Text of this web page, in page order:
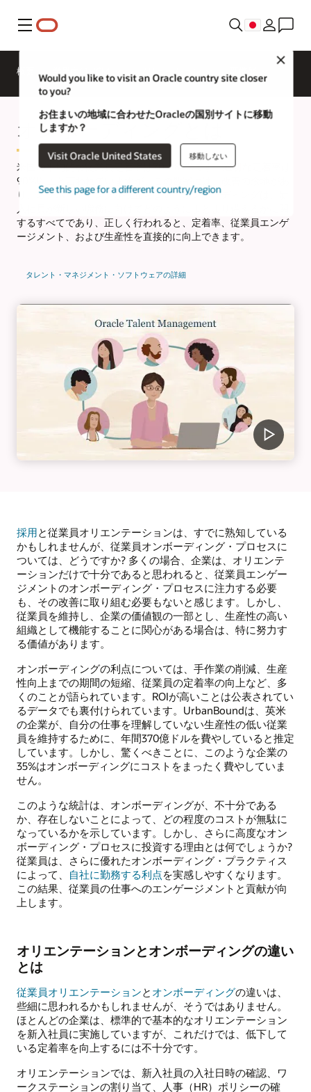
メニュー
Would you like to visit an Oracle country site closer
to you?
お住まいの地域に合わせたOracleの国別サイトに移動
しますか？
Visit Oracle United States 移動しない
See this page for a different country/region
概要
オンボーディングとは
米国の平均的な従業員定着率は70～85%です。適切な定着率は
90%以上と言われていますが、この数字には、改善の余地があ
り、オンボーディングが役立ちます。オンボーディングは、新
入社員が新しい職務に向けてどのようにまとまり備えるかに関
するすべてであり、正しく行われると、定着率、従業員エンゲ
ージメント、および生産性を直接的に向上できます。
タレント・マネジメント・ソフトウェアの詳細
採用と従業員オリエンテーションは、すでに熟知している
かもしれませんが、従業員オンボーディング・プロセスに
ついては、どうですか? 多くの場合、企業は、オリエンテ
ーションだけで十分であると思われると、従業員エンゲー
ジメントのオンボーディング・プロセスに注力する必要
も、その改善に取り組む必要もないと感じます。しかし、
従業員を維持し、企業の価値観の一部とし、生産性の高い
組織として機能することに関心がある場合は、特に努力す
る価値があります。
オンボーディングの利点については、手作業の削減、生産
性向上までの期間の短縮、従業員の定着率の向上など、多
くのことが語られています。ROIが高いことは公表されてい
るデータでも裏付けられています。UrbanBoundは、英米
の企業が、自分の仕事を理解していない生産性の低い従業
員を維持するために、年間370億ドルを費やしていると推定
しています。しかし、驚くべきことに、このような企業の
35%はオンボーディングにコストをまったく費やしていま
せん。
このような統計は、オンボーディングが、不十分である
か、存在しないことによって、どの程度のコストが無駄に
なっているかを示しています。しかし、さらに高度なオン
ボーディング・プロセスに投資する理由とは何でしょうか?
従業員は、さらに優れたオンボーディング・プラクティス
によって、 自社に勤務する利点を実感しやすくなります。
この結果、従業員の仕事へのエンゲージメントと貢献が向
上します。
オリエンテーションとオンボーディングの違い
とは
従業員オリエンテーションと オンボーディングの違いは、
些細に思われるかもしれませんが、そうではありません。
ほとんどの企業は、標準的で基本的なオリエンテーション
を新入社員に実施していますが、これだけでは、低下して
いる定着率を向上するには不十分です。
オリエンテーションでは、新入社員の入社日時の確認、ワ
ークステーションの割り当て、人事（HR）ポリシーの確